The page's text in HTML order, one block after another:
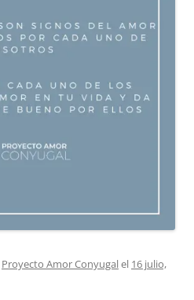
Proyecto Amor Conyugalel 16 julio,